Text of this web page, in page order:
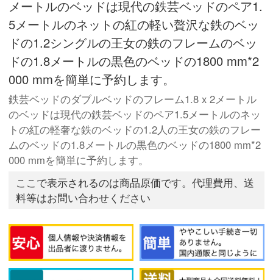
メートルのベッドは現代の鉄芸ベッドのペア1.
5メートルのネットの紅の軽い贅沢な鉄のベッ
ドの1.2シングルの王女の鉄のフレームのベッ
ドの1.8メートルの黒色のベッドの1800 mm*2
000 mmを簡単に予約します。
鉄芸ベッドのダブルベッドのフレーム1.8 x 2メートル
のベッドは現代の鉄芸ベッドのペア1.5メートルのネッ
トの紅の軽奢な鉄のベッドの1.2人の王女の鉄のフレー
ムのベッドの1.8メートルの黒色のベッドの1800 mm*2
000 mmを簡単に予約します。
ここで表示されるのは商品原価です。代理費用、送
料等はお問い合わせください